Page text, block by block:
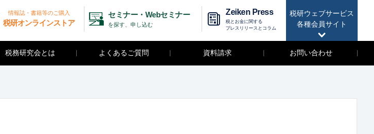
税研ウェブサービス
各種会員サイト
情報誌・書籍等のご購入
税研オンラインストア
セミナー・Webセミナー
を探す、申し込む
Zeiken Press
税とお金に関する
プレスリリースとコラム
税務研究会とは よくあるご質問 資料請求 お問い合わせ